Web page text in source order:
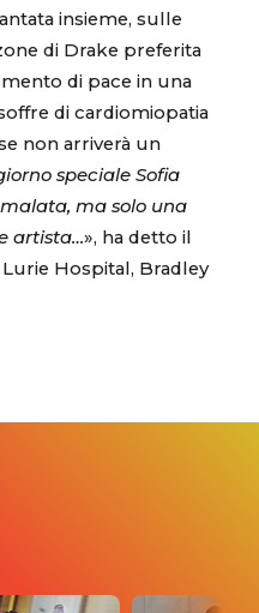
insieme, sulle
di Drake preferita
di pace in una
di cardiomiopatia
non arriverà un
speciale Sofia
ma solo una
artista…», ha detto il
Hospital, Bradley